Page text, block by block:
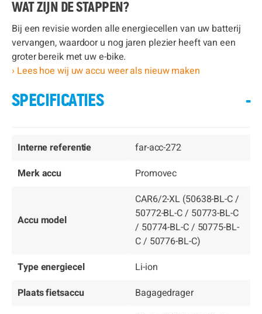
WAT ZIJN DE STAPPEN?
Bij een revisie worden alle energiecellen van uw batterij
vervangen, waardoor u nog jaren plezier heeft van een
groter bereik met uw e-bike.
› Lees hoe wij uw accu weer als nieuw maken
SPECIFICATIES -
Interne referentie
far-acc-272
Merk accu
Promovec
Accu model
CAR6/2-XL (50638-BL-C /
50772-BL-C / 50773-BL-C
/ 50774-BL-C / 50775-BL-
C / 50776-BL-C)
Type energiecel
Li-ion
Plaats fietsaccu
Bagagedrager